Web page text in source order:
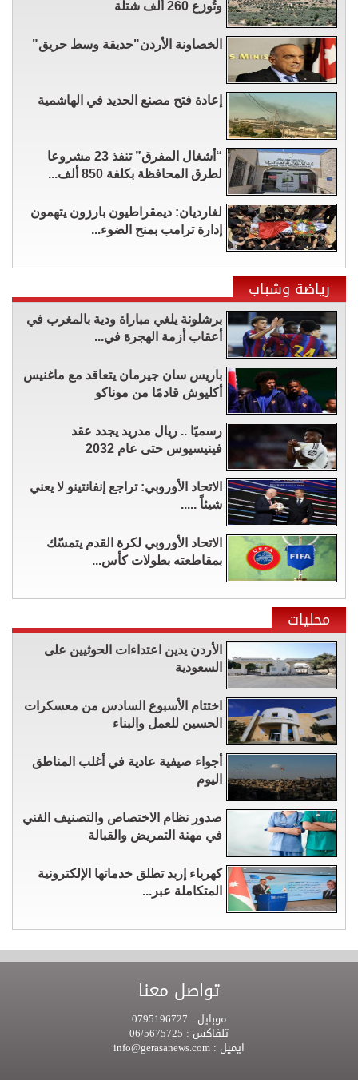
وتُوزع 260 ألف شتلة
الخصاونة الأردن"حديقة وسط حريق"
إعادة فتح مصنع الحديد في الهاشمية
“أشغال المفرق” تنفذ 23 مشروعا
لطرق المحافظة بكلفة 850 ألف...
لغارديان: ديمقراطيون بارزون يتهمون
إدارة ترامب بمنح الضوء...
رياضة وشباب
برشلونة يلغي مباراة ودية بالمغرب في
أعقاب أزمة الهجرة في...
باريس سان جيرمان يتعاقد مع ماغنيس
أكليوش قادمًا من موناكو
رسميًا .. ريال مدريد يجدد عقد
فينيسيوس حتى عام 2032
الاتحاد الأوروبي: تراجع إنفانتينو لا يعني
شيئاً .....
الاتحاد الأوروبي لكرة القدم يتمسّك
بمقاطعته بطولات كأس...
محليات
الأردن يدين اعتداءات الحوثيين على
السعودية
اختتام الأسبوع السادس من معسكرات
الحسين للعمل والبناء
أجواء صيفية عادية في أغلب المناطق
اليوم
صدور نظام الاختصاص والتصنيف الفني
في مهنة التمريض والقبالة
كهرباء إربد تطلق خدماتها الإلكترونية
المتكاملة عبر...
تواصل معنا
موبايل :
تلفاكس :
ايميل :